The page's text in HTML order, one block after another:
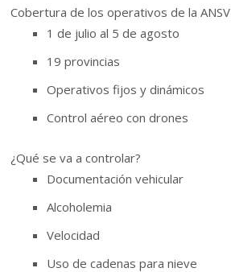
Cobertura de los operativos de la ANSV
1 de julio al 5 de agosto
19 provincias
Operativos fijos y dinámicos
Control aéreo con drones
¿Qué se va a controlar?
Documentación vehicular
Alcoholemia
Velocidad
Uso de cadenas para nieve